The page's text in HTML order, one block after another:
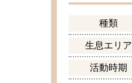
種類
生息エリア
活動時期